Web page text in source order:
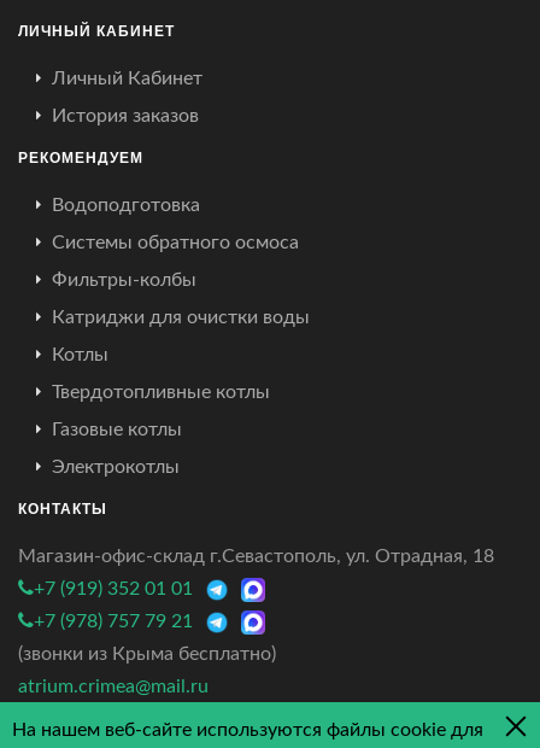
ЛИЧНЫЙ КАБИНЕТ
Личный Кабинет
История заказов
РЕКОМЕНДУЕМ
Водоподготовка
Системы обратного осмоса
Фильтры-колбы
Катриджи для очистки воды
Котлы
Твердотопливные котлы
Газовые котлы
Электрокотлы
КОНТАКТЫ
Магазин-офис-склад г.Севастополь, ул. Отрадная, 18
+7 (919) 352 01 01
+7 (978) 757 79 21
(звонки из Крыма бесплатно)
atrium.crimea@mail.ru
На нашем веб-сайте используются файлы cookie для